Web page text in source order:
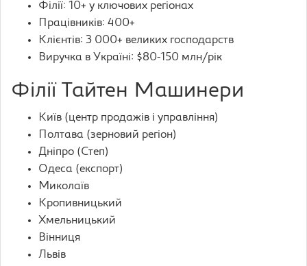
Філії: 10+ у ключових регіонах
Працівників: 400+
Клієнтів: 3 000+ великих господарств
Виручка в Україні: $80-150 млн/рік
Філії Тайтен Машинери
Київ (центр продажів і управління)
Полтава (зерновий регіон)
Дніпро (Степ)
Одеса (експорт)
Миколаїв
Кропивницький
Хмельницький
Вінниця
Львів